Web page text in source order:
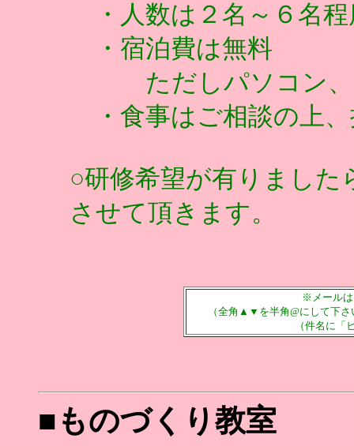
・人数は２名～６名程
・宿泊費は無料
ただしパソコン、
・食事はご相談の上
○研修希望が有りました
させて頂きます。
※メール
（全角▲▼を半角@にして下さ
（件名に「ヒ
■ ものづくり教室